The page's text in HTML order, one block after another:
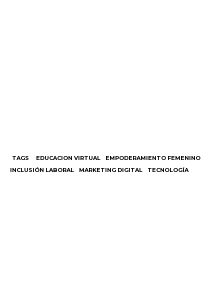
TAGS EDUCACION VIRTUAL
EMPODERAMIENTO FEMENINO
INCLUSIÓN LABORAL
MARKETING DIGITAL TECNOLOGÍA